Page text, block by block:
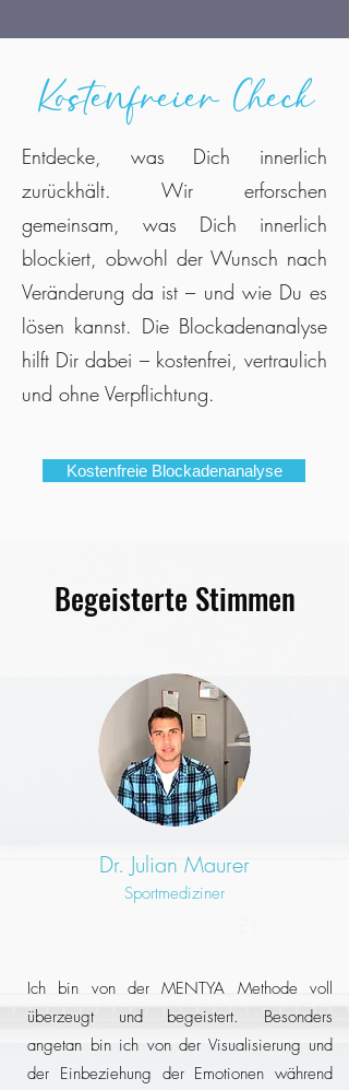
Kostenfreier Check
Entdecke, was Dich innerlich
zurückhält. Wir erforschen
gemeinsam, was Dich innerlich
blockiert, obwohl der Wunsch nach
Veränderung da ist – und wie Du es
lösen kannst. Die Blockadenanalyse
hilft Dir dabei – kostenfrei, vertraulich
und ohne Verpflichtung.
Kostenfreie Blockadenanalyse
Begeisterte Stimmen
Dr. Julian Maurer
Sportmediziner
Ich bin von der MENTYA Methode voll
überzeugt und begeistert. Besonders
angetan bin ich von der Visualisierung und
der Einbeziehung der Emotionen während